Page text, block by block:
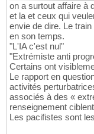
on a surtout affaire à
et la et ceux qui
envie de dire. Le
en son temps.
"L'IA c'est nul"
"Extrémiste anti
Certains ont
Le rapport en
activités
associés à des «
renseignement
Les pacifistes sont